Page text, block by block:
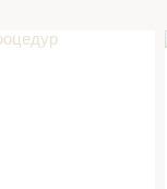
в СПА салоне